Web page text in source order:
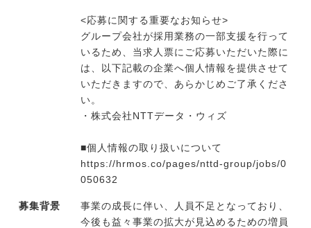
<応募に関する重要なお知らせ>
グループ会社が採用業務の一部支援を行って
いるため、当求人票にご応募いただいた際に
は、以下記載の企業へ個人情報を提供させて
いただきますので、あらかじめご了承くださ
い。
・株式会社NTTデータ・ウィズ
■個人情報の取り扱いについて
https://hrmos.co/pages/nttd-group/jobs/0
050632
募集背景
事業の成長に伴い、人員不足となっており、
今後も益々事業の拡大が見込めるための増員